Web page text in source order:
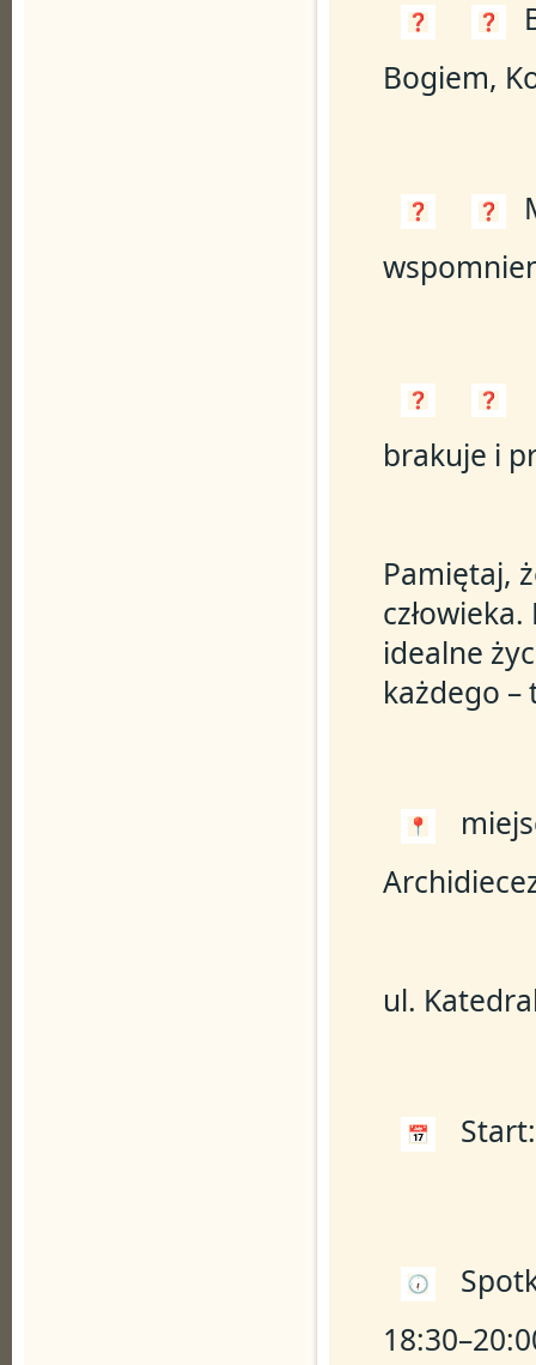
Bogiem,
brakuje i
Pamiętaj,
idealne
każdego –
ul.